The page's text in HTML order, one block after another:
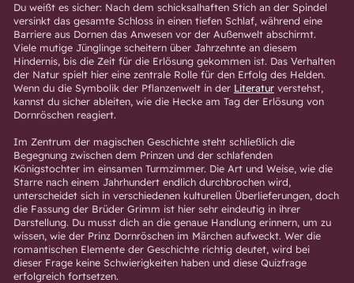
Du weißt es sicher: Nach dem schicksalhaften Stich an der Spindel
versinkt das gesamte Schloss in einen tiefen Schlaf, während eine
Barriere aus Dornen das Anwesen vor der Außenwelt abschirmt.
Viele mutige Jünglinge scheitern über Jahrzehnte an diesem
Hindernis, bis die Zeit für die Erlösung gekommen ist. Das Verhalten
der Natur spielt hier eine zentrale Rolle für den Erfolg des Helden.
Wenn du die Symbolik der Pflanzenwelt in der Literaturverstehst,
kannst du sicher ableiten, wie die Hecke am Tag der Erlösung von
Dornröschen reagiert.
Im Zentrum der magischen Geschichte steht schließlich die
Begegnung zwischen dem Prinzen und der schlafenden
Königstochter im einsamen Turmzimmer. Die Art und Weise, wie die
Starre nach einem Jahrhundert endlich durchbrochen wird,
unterscheidet sich in verschiedenen kulturellen Überlieferungen, doch
die Fassung der Brüder Grimm ist hier sehr eindeutig in ihrer
Darstellung. Du musst dich an die genaue Handlung erinnern, um zu
wissen, wie der Prinz Dornröschen im Märchen aufweckt. Wer die
romantischen Elemente der Geschichte richtig deutet, wird bei
dieser Frage keine Schwierigkeiten haben und diese Quizfrage
erfolgreich fortsetzen.